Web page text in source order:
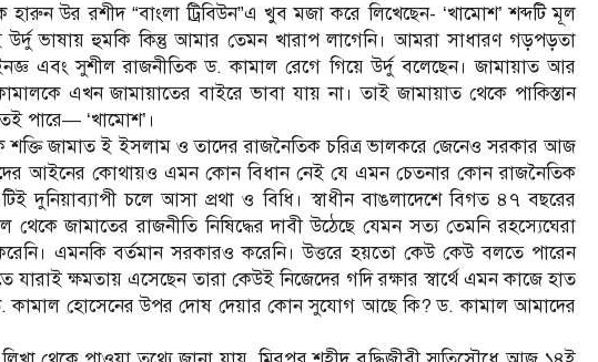
উর রশীদ “বাংলা ট্রিবিউন”এ খুব মজা করে লিখেছেন- ‘খামোশ’ শব্দটি মূল
ভাষায় হুমকি কিন্তু আমার তেমন খারাপ লাগেনি। আমরা সাধারণ গড়পড়তা
এবং সুশীল রাজনীতিক ড. কামাল রেগে গিয়ে উর্দু বলেছেন। জামায়াত আর
এখন জামায়াতের বাইরে ভাবা যায় না। তাই জামায়াত থেকে পাকিস্তান
পারে— ‘খামোশ’।
শক্তি জামাত ই ইসলাম ‌ও তাদের রাজনৈতিক চরিত্র ভালকরে জেনে‌ও সরকার আজ
আইনের কোথায়‌ও এমন কোন বিধান নেই যে এমন চেতনার কোন রাজনৈতিক
দুনিয়াব্যাপী চলে আসা প্রথা ‌ও বিধি। স্বাধীন বাঙলাদেশে বিগত ৪৭ বছরের
জামাতের রাজনীতি নিষিদ্ধের দাবী উঠেছে যেমন সত্য তেমনি রহস্যেঘেরা
এমনকি বর্তমান সরকার‌ও করেনি। উত্তরে হয়তো কেউ কেউ বলতে পারেন
যারাই ক্ষমতায় এসেছেন তারা কেউই নিজেদের গদি রক্ষার স্বার্থে এমন কাজে হাত
কামাল হোসেনের উপর দোষ দেয়ার কোন সুযোগ আছে কি? ড. কামাল আমাদের